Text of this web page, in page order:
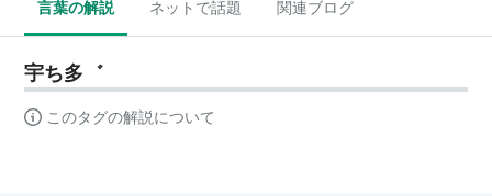
言葉の解説 ネットで話題 関連ブログ
宇ち多゛
このタグの解説について